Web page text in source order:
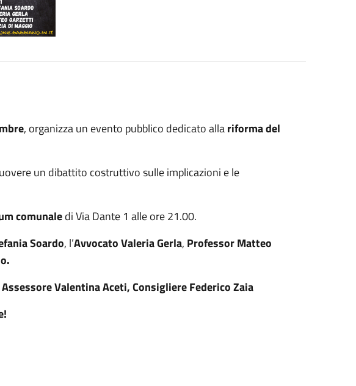
, organizza un evento pubblico dedicato allariforma del
un dibattito costruttivo sulle implicazioni e le
comunaledi Via Dante 1 alle ore 21.00.
Soardo, l’Avvocato Valeria Gerla, Professor Matteo
Valentina Aceti, Consigliere Federico Zaia